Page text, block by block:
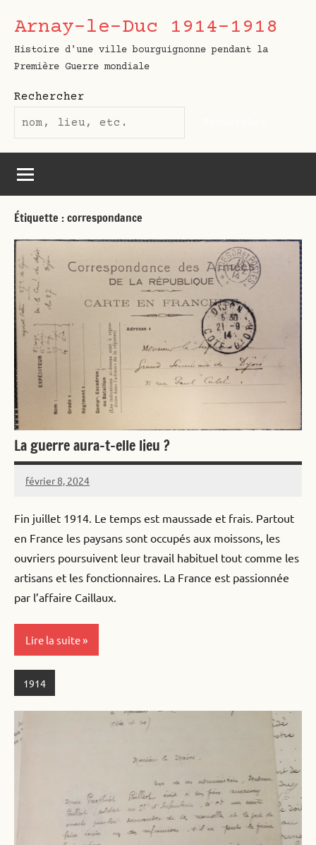
contenu
Arnay-le-Duc 1914-1918
Histoire d'une ville bourguignonne pendant la
Première Guerre mondiale
Rechercher
Étiquette :correspondance
La guerre aura-t-elle lieu ?
février 8, 2024
Alister
2
Fin juillet 1914. Le temps est maussade et frais. Partout
en France les paysans sont occupés aux moissons, les
ouvriers poursuivent leur travail habituel tout comme les
artisans et les fonctionnaires. La France est passionnée
par l’affaire Caillaux.
Lire la suite
1914